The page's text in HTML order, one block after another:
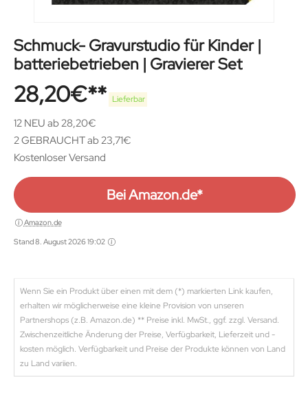
Schmuck- Gravurstudio für Kinder |
batteriebetrieben | Gravierer Set
28,20€ Lieferbar
12 NEU ab 28,20€
2 GEBRAUCHT ab 23,71€
Kostenloser Versand
Bei Amazon.de*
Amazon.de
Stand 8. August 2026 19:02
Wenn Sie ein Produkt über einen mit dem (*) markierten Link kaufen,
erhalten wir möglicherweise eine kleine Provision von unseren
Partnershops (z.B. Amazon.de) ** Preise inkl. MwSt., ggf. zzgl. Versand.
Zwischenzeitliche Änderung der Preise, Verfügbarkeit, Lieferzeit und -
kosten möglich. Verfügbarkeit und Preise der Produkte können von Land
zu Land variien.